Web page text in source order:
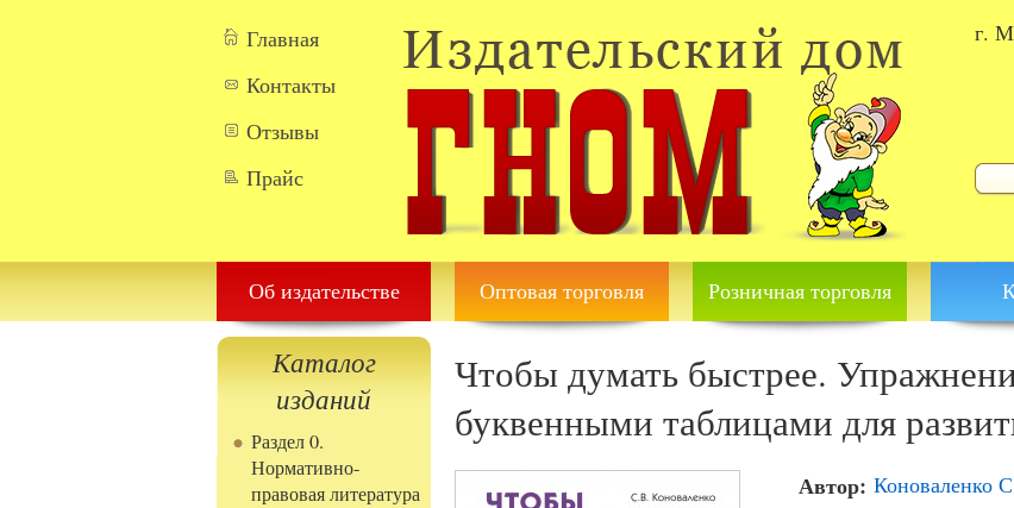
г.
Главная
Контакты
Отзывы
Прайс
Об издательстве Оптовая торговля Розничная торговля
Каталог
изданий
Раздел 0.
Нормативно-
правовая литература
Чтобы думать быстрее.
буквенными таблицами для
Автор: Коноваленко